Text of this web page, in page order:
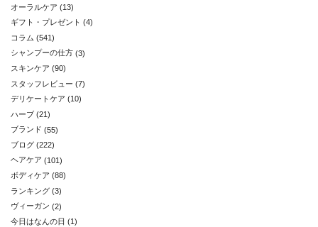
オーラルケア (13)
ギフト・プレゼント (4)
コラム (541)
シャンプーの仕方 (3)
スキンケア (90)
スタッフレビュー (7)
デリケートケア (10)
ハーブ (21)
ブランド (55)
ブログ (222)
ヘアケア (101)
ボディケア (88)
ランキング (3)
ヴィーガン (2)
今日はなんの日 (1)